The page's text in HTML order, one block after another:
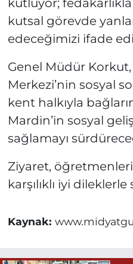
kutluyor;
kutsal görevde
edeceğimizi ifade
Genel Müdür
Merkezi’nin sosyal
kent halkıyla
Mardin’in sosyal
sağlamayı
Ziyaret,
karşılıklı iyi
Kaynak: